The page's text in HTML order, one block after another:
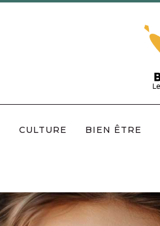
CULTURE BIEN ÊTRE